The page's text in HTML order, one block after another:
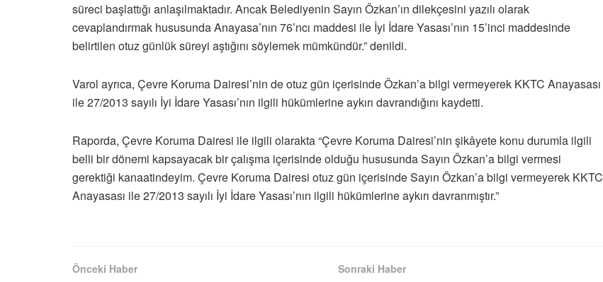
süreci başlattığı anlaşılmaktadır. Ancak Belediyenin Sayın Özkan’ın dilekçesini yazılı olarak
cevaplandırmak hususunda Anayasa’nın 76’ncı maddesi ile İyi İdare Yasası’nın 15’inci maddesinde
belirtilen otuz günlük süreyi aştığını söylemek mümkündür.” denildi.
Varol ayrıca, Çevre Koruma Dairesi’nin de otuz gün içerisinde Özkan’a bilgi vermeyerek KKTC Anayasası
ile 27/2013 sayılı İyi İdare Yasası’nın ilgili hükümlerine aykırı davrandığını kaydetti.
Raporda, Çevre Koruma Dairesi ile ilgili olarakta “Çevre Koruma Dairesi’nin şikâyete konu durumla ilgili
belli bir dönemi kapsayacak bir çalışma içerisinde olduğu hususunda Sayın Özkan’a bilgi vermesi
gerektiği kanaatindeyim. Çevre Koruma Dairesi otuz gün içerisinde Sayın Özkan’a bilgi vermeyerek KKTC
Anayasası ile 27/2013 sayılı İyi İdare Yasası’nın ilgili hükümlerine aykırı davranmıştır.”
Önceki Haber Sonraki Haber